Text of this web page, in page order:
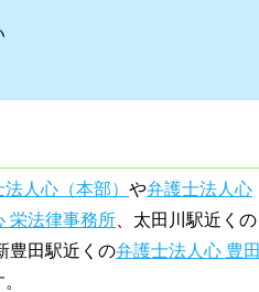
人心（本部） や弁護士法人心
栄法律事務所 、太田川駅近くの
豊田駅近くの弁護士法人心 豊田